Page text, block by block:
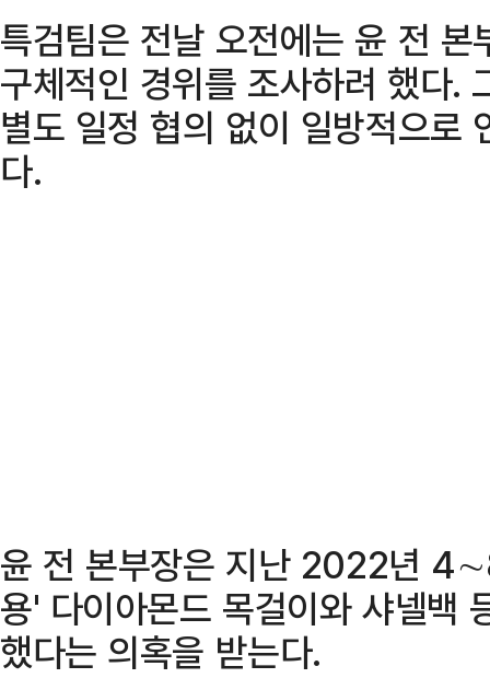
특검팀은 전날 오전에는 윤 전
구체적인 경위를 조사하려 했다.
별도 일정 협의 없이 일방적으로
다.
윤 전 본부장은 지난 2022년
용' 다이아몬드 목걸이와 샤넬백
했다는 의혹을 받는다.